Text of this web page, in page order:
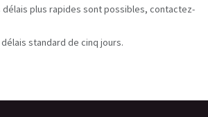
délais plus rapides sont possibles, contactez-
standard de cinq jours.